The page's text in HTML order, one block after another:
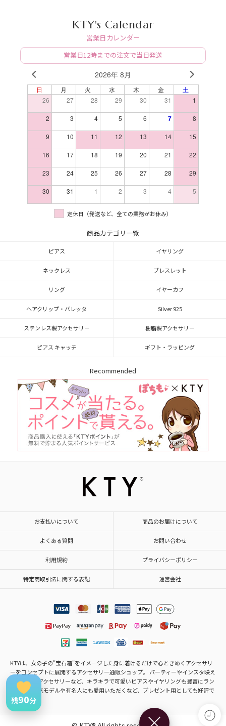
KTY's Calendar
営業日カレンダー
営業日12時までの注文で当日発送
2026年 8月 NEXT
日 月 火 水 木 金
土
26
27 28 29 30 31 1
2 3 4 5 6 7 8
9 10 11 12 13 14 15
16 17 18 19 20 21 22
23 24 25 26 27 28 29
30 31 1 2 3 4 5
定休日（発送など、全ての業務がお休み）
商品カテゴリ一覧
ピアス イヤリング
ネックレス ブレスレット
リング イヤーカフ
ヘアクリップ・バレッタ Silver 925
ステンレス製アクセサリー 樹脂製アクセサリー
ピアス キャッチ ギフト・ラッピング
Recommended
お支払いについて 商品のお届けについて
よくある質問 お問い合わせ
利用規約 プライバシーポリシー
特定商取引法に関する表記 運営会社
KTYは、女の子の"宝石箱"をイメージした身に着けるだけで心ときめくアクセサリ
ーをコンセプトに展開するアクセサリー通販ショップ。 パーティーやインスタ映え
するモテ・アクセサリーなど、キラキラで可愛いピアスやイヤリングも豊富にラン
ナップ。人気モデルや有名人にも愛用いただくなど、プレゼント用としても好評で
す。
残90分